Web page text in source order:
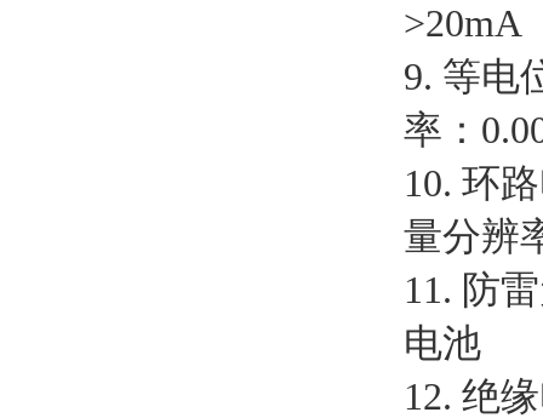
>20mA
9. 等电
率：
10. 环
量分辨
11. 防
电池
12. 绝